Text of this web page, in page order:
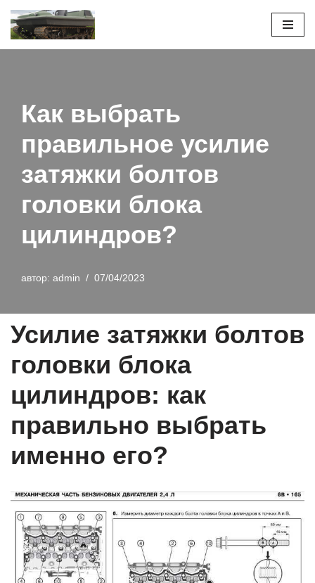
Перейти
Как выбрать
правильное усилие
затяжки болтов
головки блока
цилиндров?
автор: admin 07/04/2023
Усилие затяжки болтов
головки блока
цилиндров: как
правильно выбрать
именно его?